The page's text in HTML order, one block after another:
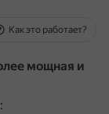
Как это работает?
мощная и